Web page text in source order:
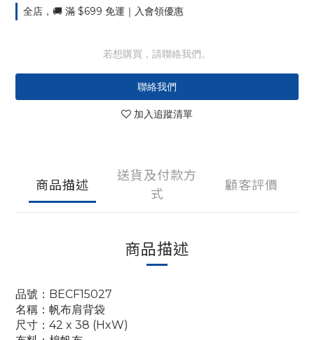
全店，🚚 滿 $699 免運｜入會領優惠
若想購買，請聯絡我們。
聯絡我們
加入追蹤清單
商品描述
送貨及付款方
式
顧客評價
商品描述
品號：BECF15027
名稱：帆布肩背袋
尺寸：42 x 38 (HxW)